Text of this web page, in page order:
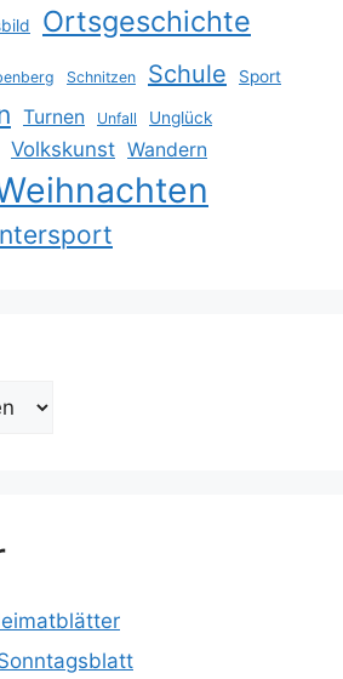
Ortsgeschichte
Schnitzen Schule Sport
Turnen Unfall Unglück
Volkskunst Wandern